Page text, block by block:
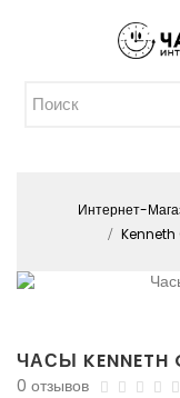
Интернет-
Kenneth
ЧАСЫ KENNETH
0 отзывов